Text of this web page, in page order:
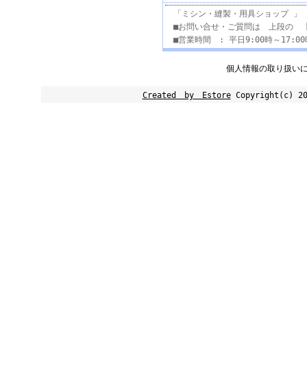
「ミシン・縫製・用具ショップ 」
■お問い合せ・ご質問は 上段の
■営業時間 : 平日9:00時～17:00
個人情報の取り扱い
Created by EstoreCopyright(c)